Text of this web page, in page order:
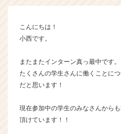
ィ
イ
ム
ン】
こんにちは！
小西です。
またまたインターン真っ最中です。
たくさんの学生さんに働くことに
だと思います！
現在参加中の学生のみなさんから
頂けています！！